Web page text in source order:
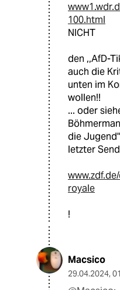
100.html
NICHT
den ,,AfD-
auch die
unten im
wollen!!
... oder
die
letzter
royale
!
Macsico
29.04.2024,